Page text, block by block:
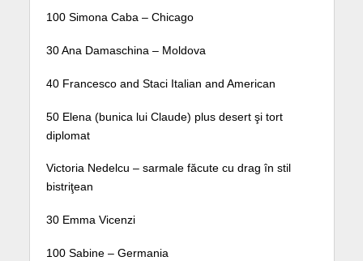
100 Simona Caba – Chicago
30 Ana Damaschina – Moldova
40 Francesco and Staci Italian and American
50 Elena (bunica lui Claude) plus desert şi tort
diplomat
Victoria Nedelcu – sarmale făcute cu drag în stil
bistriţean
30 Emma Vicenzi
100 Sabine – Germania